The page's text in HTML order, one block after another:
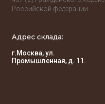
Российской федерации.
Адрес склада:
г.Москва, ул.
Промышленная, д. 11.